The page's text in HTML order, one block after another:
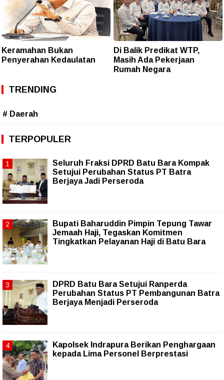
Keramahan Bukan
Penyerahan Kedaulatan
Di Balik Predikat WTP,
Masih Ada Pekerjaan
Rumah Negara
TRENDING
# Daerah
TERPOPULER
Seluruh Fraksi DPRD Batu Bara Kompak
Setujui Perubahan Status PT Batra
Berjaya Jadi Perseroda
Bupati Baharuddin Pimpin Tepung Tawar
Jemaah Haji, Tegaskan Komitmen
Tingkatkan Pelayanan Haji di Batu Bara
DPRD Batu Bara Setujui Ranperda
Perubahan Status PT Pembangunan Batra
Berjaya Menjadi Perseroda
Kapolsek Indrapura Berikan Penghargaan
kepada Lima Personel Berprestasi